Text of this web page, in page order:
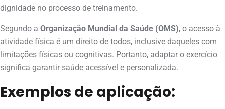
dignidade no processo de treinamento.
Segundo a Organização Mundial da Saúde (OMS), o acesso à
atividade física é um direito de todos, inclusive daqueles com
limitações físicas ou cognitivas. Portanto, adaptar o exercício
significa garantir saúde acessível e personalizada.
Exemplos de aplicação: